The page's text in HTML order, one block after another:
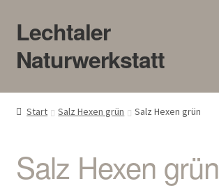
Zur
Navigation
springen
Zum
Inhalt
springen
Lechtaler
Naturwerkstatt
HOME
Touren/Workshops
Start Salz Hexen grün Salz Hexen grün
Salz Hexen grün